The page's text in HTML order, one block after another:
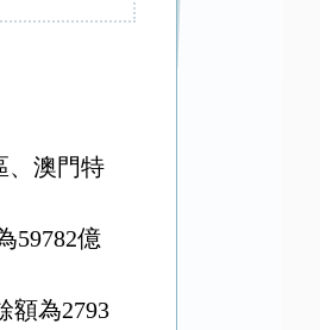
、澳門特
59782億
額為2793